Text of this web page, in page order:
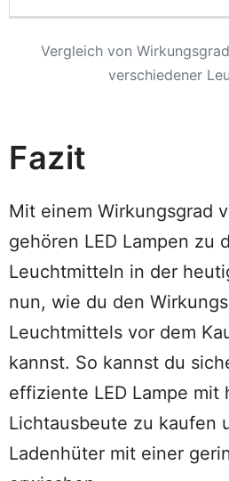
Vergleich von
verschiedener
Fazit
Mit einem Wirkungsgrad
gehören LED Lampen zu
Leuchtmitteln in der
nun, wie du den
Leuchtmittels vor dem
kannst. So kannst du
effiziente LED Lampe mit
Lichtausbeute zu kaufen
Ladenhüter mit einer